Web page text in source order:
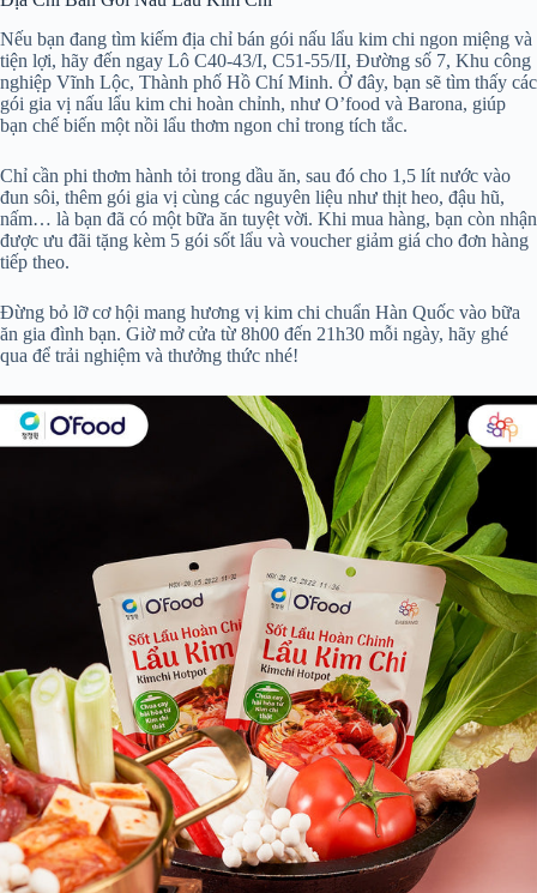
Nếu bạn đang tìm kiếm địa chỉ bán gói nấu lẩu kim chi ngon miệng và
tiện lợi, hãy đến ngay Lô C40-43/I, C51-55/II, Đường số 7, Khu công
nghiệp Vĩnh Lộc, Thành phố Hồ Chí Minh. Ở đây, bạn sẽ tìm thấy các
gói gia vị nấu lẩu kim chi hoàn chỉnh, như O’food và Barona, giúp
bạn chế biến một nồi lẩu thơm ngon chỉ trong tích tắc.
Chỉ cần phi thơm hành tỏi trong dầu ăn, sau đó cho 1,5 lít nước vào
đun sôi, thêm gói gia vị cùng các nguyên liệu như thịt heo, đậu hũ,
nấm… là bạn đã có một bữa ăn tuyệt vời. Khi mua hàng, bạn còn nhận
được ưu đãi tặng kèm 5 gói sốt lẩu và voucher giảm giá cho đơn hàng
tiếp theo.
Đừng bỏ lỡ cơ hội mang hương vị kim chi chuẩn Hàn Quốc vào bữa
ăn gia đình bạn. Giờ mở cửa từ 8h00 đến 21h30 mỗi ngày, hãy ghé
qua để trải nghiệm và thưởng thức nhé!